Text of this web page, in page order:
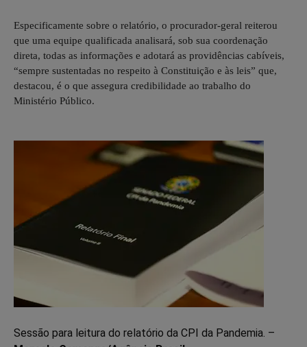
Especificamente sobre o relatório, o procurador-geral reiterou
que uma equipe qualificada analisará, sob sua coordenação
direta, todas as informações e adotará as providências cabíveis,
“sempre sustentadas no respeito à Constituição e às leis” que,
destacou, é o que assegura credibilidade ao trabalho do
Ministério Público.
Sessão para leitura do relatório da CPI da Pandemia. –